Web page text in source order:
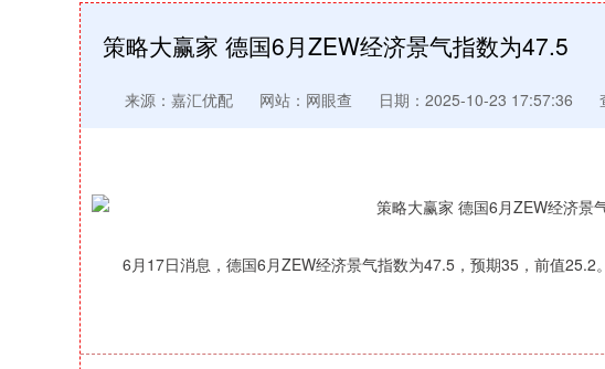
策略大赢家 德国6月ZEW经济景气指数为47.5
来源：嘉汇优配 网站：网眼查 日期：2025-10-23 17:57:36
6月17日消息，德国6月ZEW经济景气指数为47.5，预期35，前值25.2。